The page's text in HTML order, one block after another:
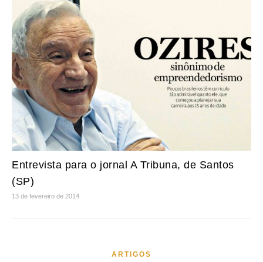
Entrevista para o jornal A Tribuna, de Santos
(SP)
13 de fevereiro de 2014
ARTIGOS